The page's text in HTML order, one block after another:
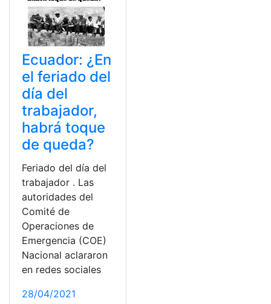
Ecuador: ¿En
el feriado del
día del
trabajador,
habrá toque
de queda?
Feriado del día del
trabajador . Las
autoridades del
Comité de
Operaciones de
Emergencia (COE)
Nacional aclararon
en redes sociales
28/04/2021